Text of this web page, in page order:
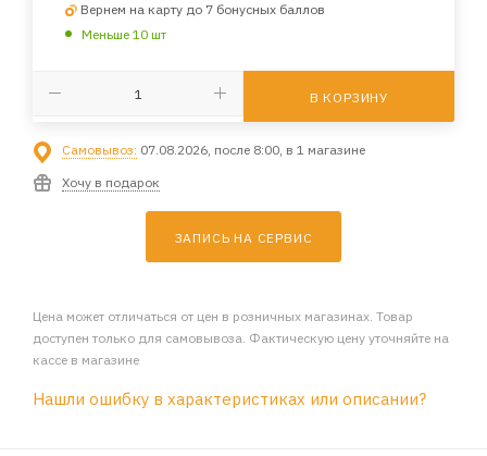
Вернем на карту до 7 бонусных баллов
Меньше 10 шт
В КОРЗИНУ
Самовывоз: 07.08.2026, после 8:00, в 1 магазине
Хочу в подарок
ЗАПИСЬ НА СЕРВИС
Цена может отличаться от цен в розничных магазинах. Товар
доступен только для самовывоза. Фактическую цену уточняйте на
кассе в магазине
Нашли ошибку в характеристиках или описании?